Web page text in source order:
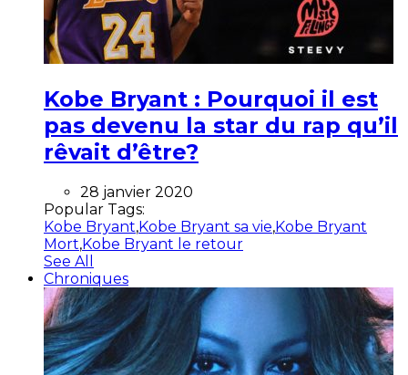
Kobe Bryant : Pourquoi il est
pas devenu la star du rap qu’il
rêvait d’être?
28 janvier 2020
Popular Tags:
Kobe Bryant,Kobe Bryant sa vie,Kobe Bryant
Mort,Kobe Bryant le retour
See All
Chroniques